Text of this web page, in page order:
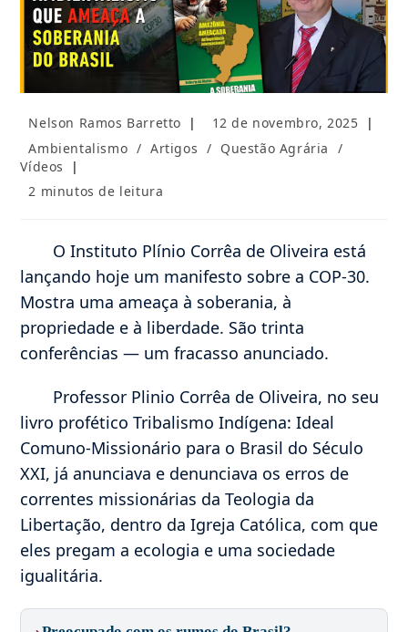
Autor
post:
Nelson Ramos Barretto
Post
12 de novembro, 2025
Categoria
do
Ambientalismo / Artigos / Questão Agrária
/
Vídeos
Tempo
2 minutos de leitura
O Instituto Plínio Corrêa de Oliveira está
lançando hoje um manifesto sobre a COP-30.
Mostra uma ameaça à soberania, à
propriedade e à liberdade. São trinta
conferências — um fracasso anunciado.
Professor Plinio Corrêa de Oliveira, no seu
livro profético Tribalismo Indígena: Ideal
Comuno-Missionário para o Brasil do Século
XXI, já anunciava e denunciava os erros de
correntes missionárias da Teologia da
Libertação, dentro da Igreja Católica, com que
eles pregam a ecologia e uma sociedade
igualitária.